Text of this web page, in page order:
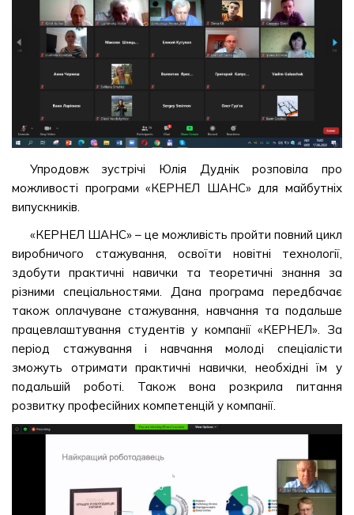
Упродовж зустрічі Юлія Дуднік розповіла про
можливості програми «КЕРНЕЛ ШАНС» для майбутніх
випускників.
«КЕРНЕЛ ШАНС» – це можливість пройти повний цикл
виробничого стажування, освоїти новітні технології,
здобути практичні навички та теоретичні знання за
різними спеціальностями. Дана програма передбачає
також оплачуване стажування, навчання та подальше
працевлаштування студентів у компанії «КЕРНЕЛ». За
період стажування і навчання молоді спеціалісти
зможуть отримати практичні навички, необхідні їм у
подальшій роботі. Також вона розкрила питання
розвитку професійних компетенцій у компанії.